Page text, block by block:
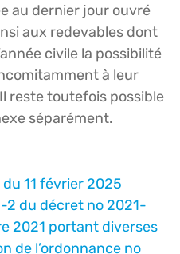
au dernier jour ouvré
aux redevables dont
civile la possibilité
à leur
reste toutefois possible
séparément.
11 février 2025
2 du décret no 2021-
2021 portant diverses
de l’ordonnance no